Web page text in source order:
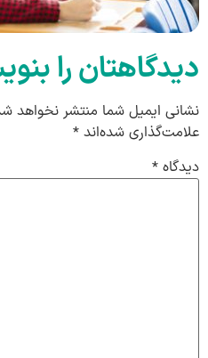
دیدگاهتان را
نشانی ایمیل شما منتشر نخواهد
علامت‌گذاری شده‌اند *
دیدگاه *